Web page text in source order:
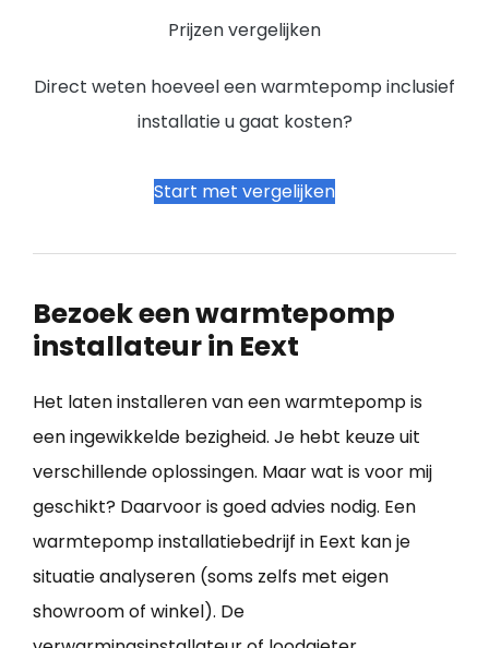
Prijzen vergelijken
Direct weten hoeveel een warmtepomp inclusief
installatie u gaat kosten?
Start met vergelijken
Bezoek een warmtepomp
installateur in Eext
Het laten installeren van een warmtepomp is
een ingewikkelde bezigheid. Je hebt keuze uit
verschillende oplossingen. Maar wat is voor mij
geschikt? Daarvoor is goed advies nodig. Een
warmtepomp installatiebedrijf in Eext kan je
situatie analyseren (soms zelfs met eigen
showroom of winkel). De